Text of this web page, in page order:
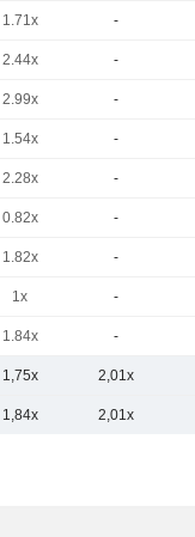
1.71x -
2.44x -
2.99x -
1.54x -
2.28x -
0.82x -
1.82x -
1x -
1.84x -
1,75x 2,01x
1,84x 2,01x